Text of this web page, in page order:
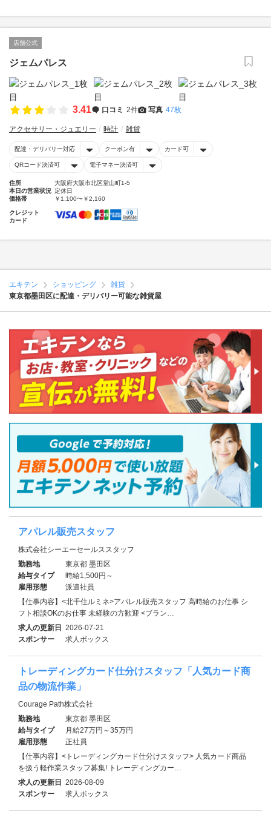
店舗公式
ジェムパレス
3.41 口コミ 2件 写真 47枚
アクセサリー・ジュエリー 時計 雑貨
配達・デリバリー対応 クーポン有 カード可
QRコード決済可 電子マネー決済可
住所
大阪府大阪市北区堂山町1-5
本日の営業状況 定休日
価格帯
￥1,100〜￥2,160
クレジット
カード
エキテン ショッピング
雑貨
東京都墨田区に配達・デリバリー可能な雑貨屋
アパレル販売スタッフ
株式会社シーエーセールススタッフ
勤務地
東京都 墨田区
給与タイプ
時給1,500円～
雇用形態
派遣社員
【仕事内容】<北千住ルミネ>アパレル販売スタッフ 高時給のお仕事 シ
フト相談OKのお仕事 未経験の方歓迎 <ブラン…
求人の更新日 2026-07-21
スポンサー
求人ボックス
トレーディングカード仕分けスタッフ「人気カード商
品の物流作業」
Courage Path株式会社
勤務地
東京都 墨田区
給与タイプ
月給27万円～35万円
雇用形態
正社員
【仕事内容】<トレーディングカード仕分けスタッフ> 人気カード商品
を扱う軽作業スタッフ募集! トレーディングカー…
求人の更新日 2026-08-09
スポンサー
求人ボックス